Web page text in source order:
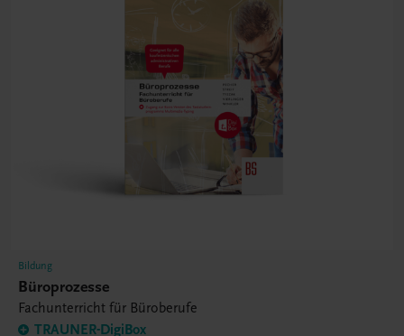
Bildung
Büroprozesse
Fachunterricht für Büroberufe
TRAUNER-DigiBox